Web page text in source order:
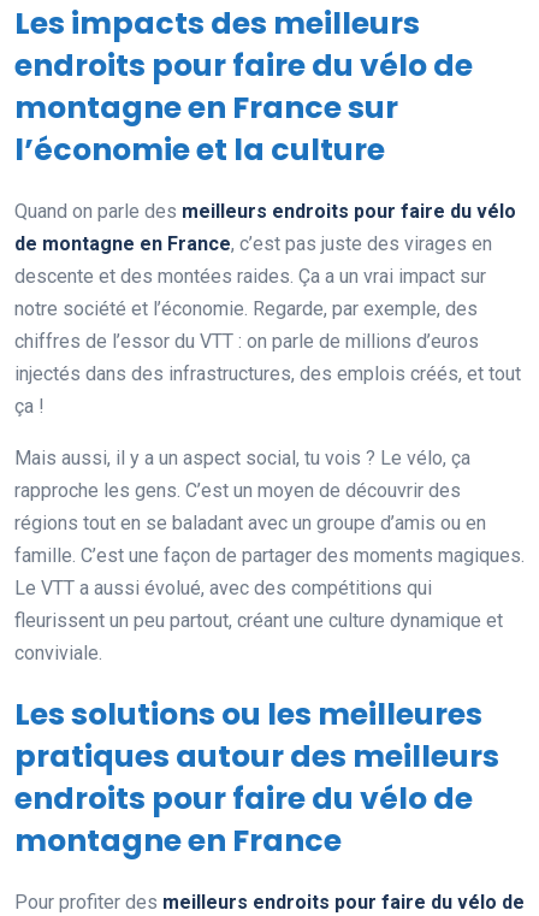
Les impacts des meilleurs
endroits pour faire du vélo de
montagne en France sur
l’économie et la culture
Quand on parle des meilleurs endroits pour faire du vélo
de montagne en France, c’est pas juste des virages en
descente et des montées raides. Ça a un vrai impact sur
notre société et l’économie. Regarde, par exemple, des
chiffres de l’essor du VTT : on parle de millions d’euros
injectés dans des infrastructures, des emplois créés, et tout
ça !
Mais aussi, il y a un aspect social, tu vois ? Le vélo, ça
rapproche les gens. C’est un moyen de découvrir des
régions tout en se baladant avec un groupe d’amis ou en
famille. C’est une façon de partager des moments magiques.
Le VTT a aussi évolué, avec des compétitions qui
fleurissent un peu partout, créant une culture dynamique et
conviviale.
Les solutions ou les meilleures
pratiques autour des meilleurs
endroits pour faire du vélo de
montagne en France
Pour profiter des meilleurs endroits pour faire du vélo de